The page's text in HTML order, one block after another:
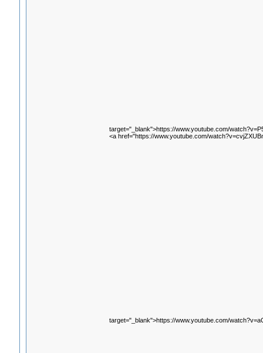
target="_blank">https://www.youtube.com/
<a href="https://www.youtube.com/
target="_blank">https://www.youtube.com/